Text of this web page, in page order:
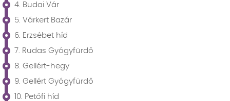
4. Budai Vár
5. Várkert Bazár
6. Erzsébet híd
7. Rudas Gyógyfürdő
8. Gellért-hegy
9. Gellért Gyógyfürdő
10. Petőfi híd